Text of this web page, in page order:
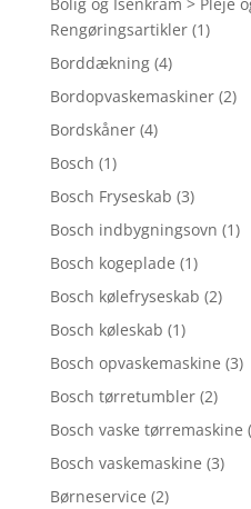
Rengøringsartikler (1)
Borddækning (4)
Bordopvaskemaskiner (2)
Bordskåner (4)
Bosch (1)
Bosch Fryseskab (3)
Bosch indbygningsovn (1)
Bosch kogeplade (1)
Bosch kølefryseskab (2)
Bosch køleskab (1)
Bosch opvaskemaskine (3)
Bosch tørretumbler (2)
Bosch vaske tørremaskine
Bosch vaskemaskine (3)
Børneservice (2)